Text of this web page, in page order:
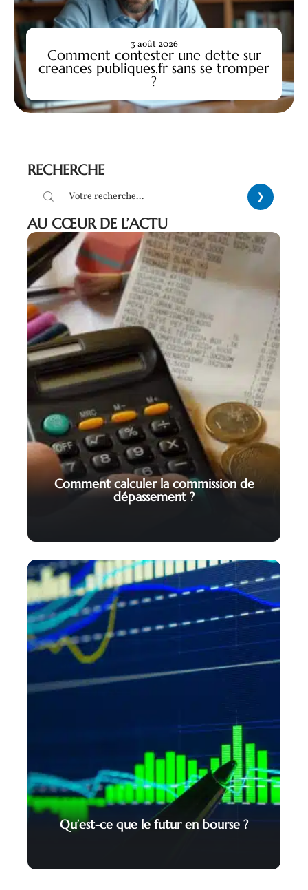
Comment contester une dette sur
creances publiques.fr sans se tromper
?
3 août 2026
RECHERCHE
AU CŒUR DE L’ACTU
Comment calculer la commission de
dépassement ?
Qu’est-ce que le futur en bourse ?